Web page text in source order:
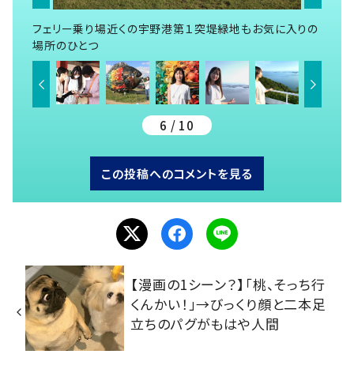
フェリー乗り場近くの宇野港第１突堤緑地もお気に入りの
場所のひとつ
6 / 10
この投稿へのコメントを見る
【漫画の1シーン？】「桃、そっち行
くんかい！」→びっくり顔と二本足
立ちのパグがもはや人間